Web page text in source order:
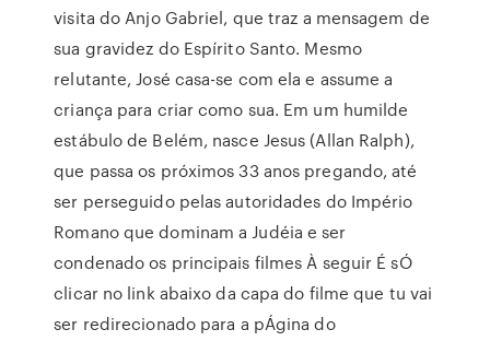
visita do Anjo Gabriel, que traz a mensagem de
sua gravidez do Espírito Santo. Mesmo
relutante, José casa-se com ela e assume a
criança para criar como sua. Em um humilde
estábulo de Belém, nasce Jesus (Allan Ralph),
que passa os próximos 33 anos pregando, até
ser perseguido pelas autoridades do Império
Romano que dominam a Judéia e ser
condenado os principais filmes À seguir É sÓ
clicar no link abaixo da capa do filme que tu vai
ser redirecionado para a pÁgina do